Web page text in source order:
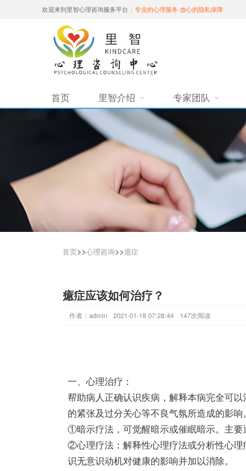
欢迎来到里智心理咨询服务平台 专业的心理服务·放心的隐私保障
首页 里智介绍 专家团队
首页>>心理咨询>>癔症
癔症应该如何治疗？
作者：admin 2021-01-18 07:28:44 147次阅读
一、心理治疗：
帮助病人正确认识疾病，解释本病完全可
的紧张及过分关心等不良气氛所造成的影响
①暗示疗法，可觉醒暗示或催眠暗示。主要
②心理疗法：解释性心理疗法或分析性心理
识无意识动机对健康的影响并加以消除。